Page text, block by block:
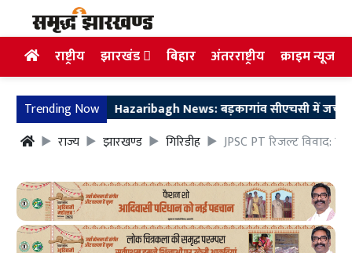
राष्ट्रीय झारखंड बिहार अंतरराष्ट्रीय क्राइम न्यूज
Trending NowHazaribagh News: बड़कागांव सीएचसी में जच्चा-बच्चा
राज्य
झारखण्ड गिरिडीह JPSC PT रिजल्ट विवाद: